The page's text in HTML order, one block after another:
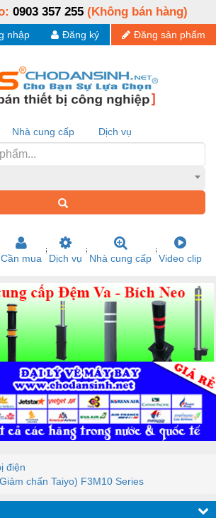
0903 357 255 (Không bán hàng)
Đăng sản phẩm
Đăng ký
nhập
Nhà cung cấp Dịch vụ
Cần mua Dịch vụ Nhà cung cấp Video clip
điện
chấn Taiyo) F3M10 Series